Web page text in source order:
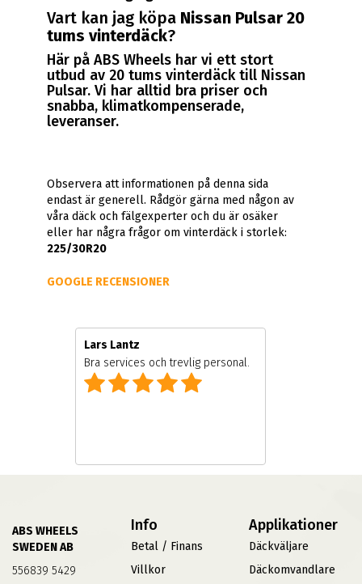
Vart kan jag köpa Nissan Pulsar 20
tums vinterdäck?
Här på ABS Wheels har vi ett stort
utbud av 20 tums vinterdäck till Nissan
Pulsar. Vi har alltid bra priser och
snabba, klimatkompenserade,
leveranser.
Observera att informationen på denna sida
endast är generell. Rådgör gärna med någon av
våra däck och fälgexperter och du är osäker
eller har några frågor om vinterdäck i storlek:
225/30R20
GOOGLE RECENSIONER
Lars Lantz
Bra services och trevlig personal.
ABS WHEELS
SWEDEN AB
556839 5429
Info
Betal / Finans
Villkor
Applikationer
Däckväljare
Däckomvandlare